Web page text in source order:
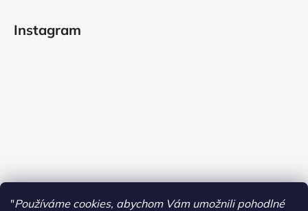
"Používáme cookies, abychom Vám umožnili pohodlné
Instagram